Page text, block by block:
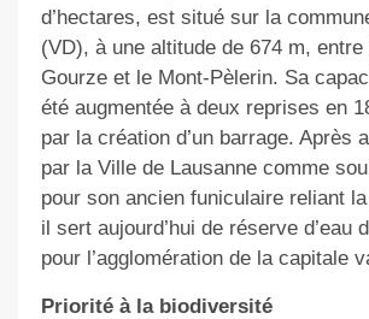
d’hectares, est situé sur la
(VD), à une altitude de 674 m, entre
Gourze et le Mont-Pèlerin. Sa
été augmentée à deux reprises en
par la création d’un barrage. Après
par la Ville de Lausanne comme
pour son ancien funiculaire reliant
il sert aujourd’hui de réserve d’eau
pour l’agglomération de la capitale
Priorité à la biodiversité